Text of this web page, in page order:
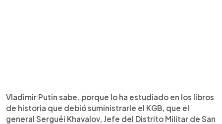
Vladimir Putin sabe, porque lo ha estudiado en los libros
de historia que debió suministrarle el KGB, que el
general Serguéi Khavalov, Jefe del Distrito Militar de San